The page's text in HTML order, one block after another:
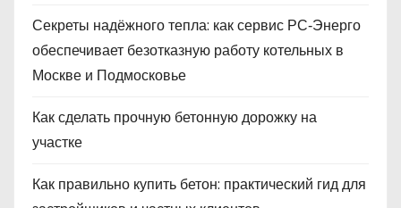
Секреты надёжного тепла: как сервис РС‑Энерго
обеспечивает безотказную работу котельных в
Москве и Подмосковье
Как сделать прочную бетонную дорожку на
участке
Как правильно купить бетон: практический гид для